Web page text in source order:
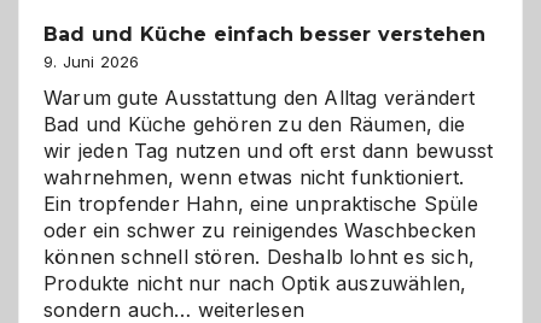
Bad und Küche einfach besser verstehen
9. Juni 2026
Warum gute Ausstattung den Alltag verändert
Bad und Küche gehören zu den Räumen, die
wir jeden Tag nutzen und oft erst dann bewusst
wahrnehmen, wenn etwas nicht funktioniert.
Ein tropfender Hahn, eine unpraktische Spüle
oder ein schwer zu reinigendes Waschbecken
können schnell stören. Deshalb lohnt es sich,
Produkte nicht nur nach Optik auszuwählen,
sondern auch… Bad
weiterlesen